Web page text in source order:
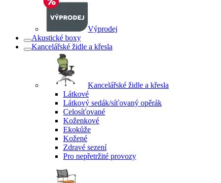
Výprodej
Akustické boxy
Kancelářské židle a křesla
Kancelářské židle a křesla
Látkové
Látkový sedák/síťovaný opěrák
Celosíťované
Koženkové
Ekokůže
Kožené
Zdravé sezení
Pro nepřetržité provozy